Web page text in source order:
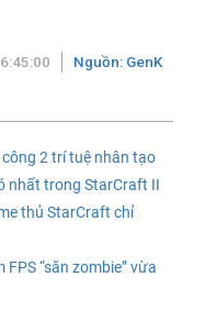
Nguồn: GenK
2 trí tuệ nhân tạo
nhất trong StarCraft II
thủ StarCraft chỉ
FPS “săn zombie” vừa